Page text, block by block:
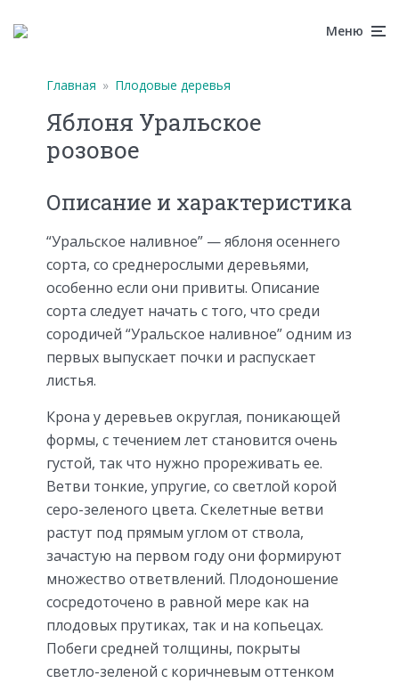
Меню
Главная » Плодовые деревья
Яблоня Уральское
розовое
Описание и характеристика
“Уральское наливное” — яблоня осеннего
сорта, со среднерослыми деревьями,
особенно если они привиты. Описание
сорта следует начать с того, что среди
сородичей “Уральское наливное” одним из
первых выпускает почки и распускает
листья.
Крона у деревьев округлая, поникающей
формы, с течением лет становится очень
густой, так что нужно прореживать ее.
Ветви тонкие, упругие, со светлой корой
серо-зеленого цвета. Скелетные ветви
растут под прямым углом от ствола,
зачастую на первом году они формируют
множество ответвлений. Плодоношение
сосредоточено в равной мере как на
плодовых прутиках, так и на копьецах.
Побеги средней толщины, покрыты
светло-зеленой с коричневым оттенком